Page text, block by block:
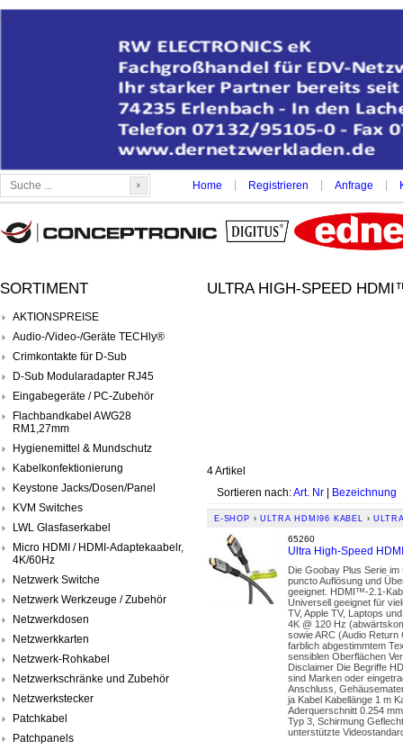
Home Registrieren Anfrage
SORTIMENT
AKTIONSPREISE
Audio-/Video-/Geräte TECHly®
Crimkontakte für D-Sub
D-Sub Modularadapter RJ45
Eingabegeräte / PC-Zubehör
Flachbandkabel AWG28
RM1,27mm
Hygienemittel & Mundschutz
Kabelkonfektionierung
Keystone Jacks/Dosen/Panel
KVM Switches
LWL Glasfaserkabel
Micro HDMI / HDMI-Adaptekaabelr,
4K/60Hz
Netzwerk Switche
Netzwerk Werkzeuge / Zubehör
Netzwerkdosen
Netzwerkkarten
Netzwerk-Rohkabel
Netzwerkschränke und Zubehör
Netzwerkstecker
Patchkabel
Patchpanels
ULTRA HIGH-SPEED
4 Artikel
Sortieren nach:Art. Nr | Bezeichnung
E-SHOP › ULTRA HDMI96 KABEL ›
65260
Ultra High-Speed
Die Goobay Plus Serie
puncto Auflösung und
geeignet. HDMI™-2.1-
Universell geeignet für
TV, Apple TV, Laptops
4K @ 120 Hz
sowie ARC (Audio
farblich abgestimmtem
sensiblen Oberflächen
Disclaimer Die Begriffe
sind Marken oder
Anschluss,
ja Kabel Kabellänge 1 m
Aderquerschnitt 0.254
Typ 3, Schirmung
unterstützte